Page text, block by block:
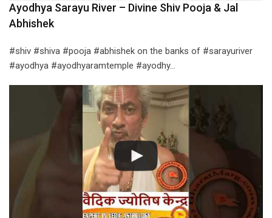
Ayodhya Sarayu River – Divine Shiv Pooja & Jal
Abhishek
#shiv #shiva #pooja #abhishek on the banks of #sarayuriver
#ayodhya #ayodhyaramtemple #ayodhy…